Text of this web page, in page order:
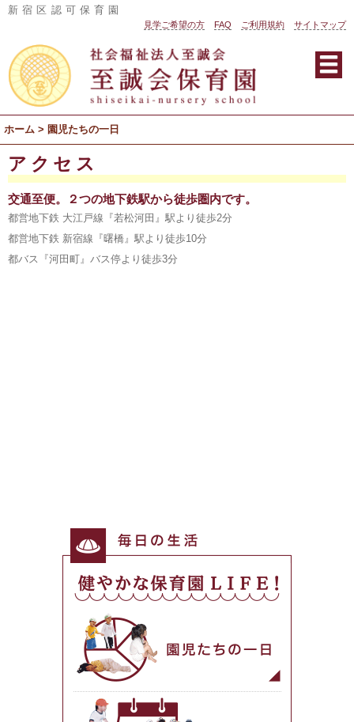
新宿区認可保育園
会
福
祉
法
人
至
誠
会
至
誠
見学ご希望の方 FAQ ご利用規約 サイトマップ
ホーム > 園児たちの一日
アクセス
交通至便。２つの地下鉄駅から徒歩圏内です。
都営地下鉄 大江戸線『若松河田』駅より徒歩2分
都営地下鉄 新宿線『曙橋』駅より徒歩10分
都バス『河田町』バス停より徒歩3分
毎日の生活
健やかな保育園LIFE！